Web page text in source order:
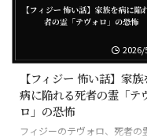
2026/
【フィジー 怖い話】家族
病に陥れる死者の霊「テ
ロ」の恐怖
フィジーのテヴォロ、死者の